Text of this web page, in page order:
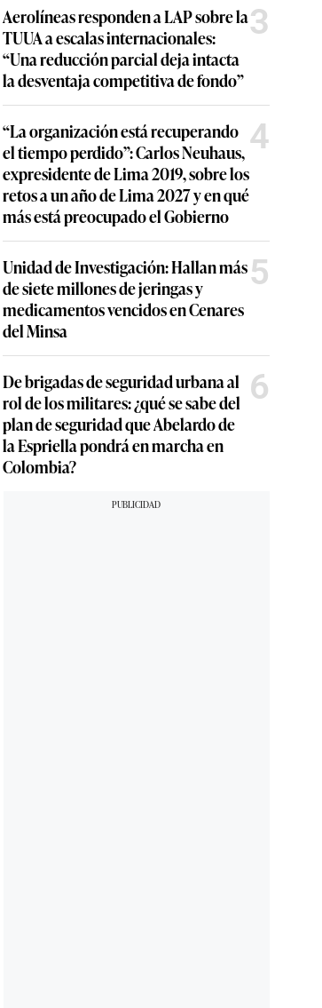
Aerolíneas responden a LAP sobre la
TUUA a escalas internacionales:
“Una reducción parcial deja intacta
la desventaja competitiva de fondo”
3
“La organización está recuperando
el tiempo perdido”: Carlos Neuhaus,
expresidente de Lima 2019, sobre los
retos a un año de Lima 2027 y en qué
más está preocupado el Gobierno
4
Unidad de Investigación: Hallan más
de siete millones de jeringas y
medicamentos vencidos en Cenares
del Minsa
5
De brigadas de seguridad urbana al
rol de los militares: ¿qué se sabe del
plan de seguridad que Abelardo de
la Espriella pondrá en marcha en
Colombia?
6